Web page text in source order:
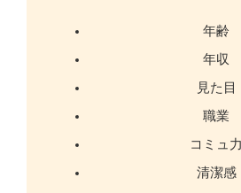
年齢
年収
見た目
職業
コミュ力
清潔感